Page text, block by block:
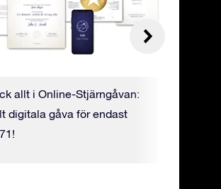
allt i Online-Stjärngåvan:
digitala gåva för endast